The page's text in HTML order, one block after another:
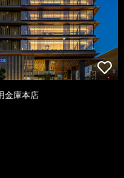
金庫本店